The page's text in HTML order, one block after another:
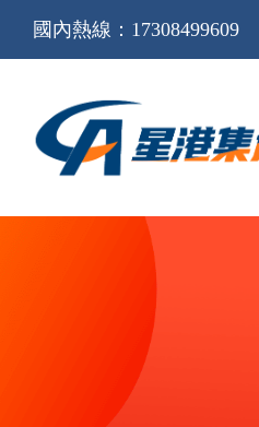
國內熱線：17308499609